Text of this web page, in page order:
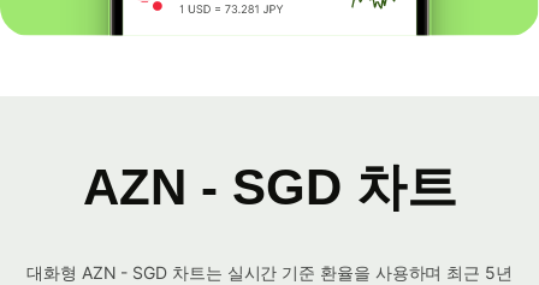
AZN - SGD 차트
대화형 AZN - SGD 차트는 실시간 기준 환율을 사용하며 최근 5년